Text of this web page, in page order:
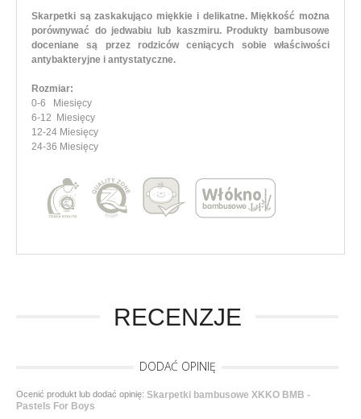
Skarpetki są zaskakująco miękkie i delikatne. Miękkość można
porównywać do jedwabiu lub kaszmiru. Produkty bambusowe
doceniane są przez rodziców ceniących sobie właściwości
antybakteryjne i antystatyczne.
Rozmiar:
0-6 Miesięcy
6-12 Miesięcy
12-24 Miesięcy
24-36 Miesięcy
RECENZJE
DODAĆ OPINIĘ
Ocenić produkt lub dodać opinię: Skarpetki bambusowe XKKO BMB -
Pastels For Boys